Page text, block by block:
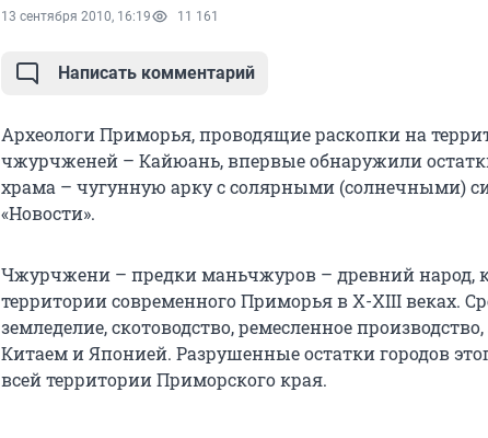
13 сентября 2010, 16:19 11 161
Написать комментарий
Археологи Приморья, проводящие раскопки на
чжурчженей – Кайюань, впервые обнаружили
храма – чугунную арку с солярными (солнечными)
«Новости».
Чжурчжени – предки маньчжуров – древний народ,
территории современного Приморья в X-XIII веках.
земледелие, скотоводство, ремесленное
Китаем и Японией. Разрушенные остатки городов
всей территории Приморского края.